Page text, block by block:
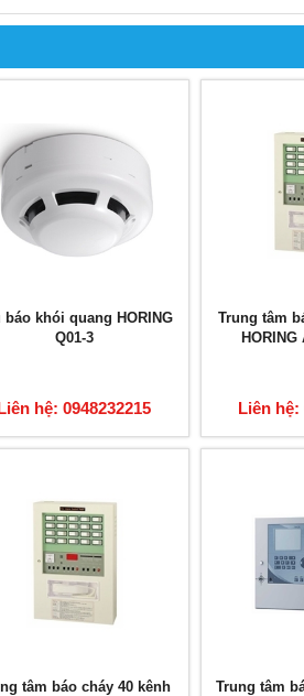
báo khói quang HORING
Q01-3
hệ: 0948232215
Trung tâm
HORING
Liên hệ:
tâm báo cháy 40 kênh
Trung tâm